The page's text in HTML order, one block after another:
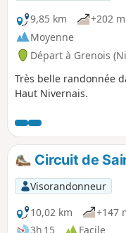
9,85 km
+202 m
Moyenne
Départ à Grenois
Très belle randonnée
Haut Nivernais.
Circuit de
Visorandonneur
10,02 km
+147
3h 15
Facile